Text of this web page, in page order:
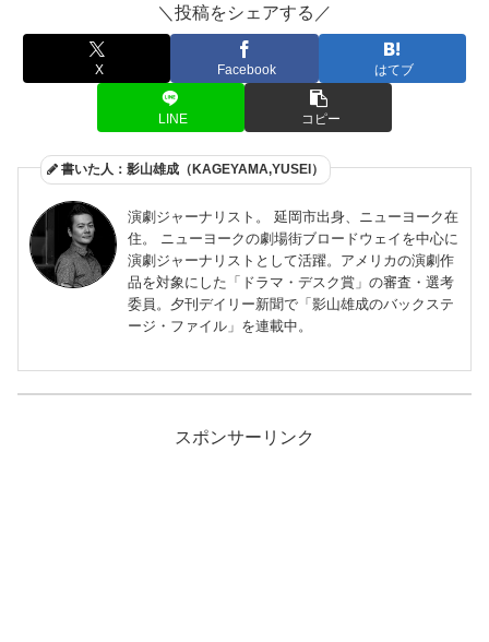
＼投稿をシェアする／
X Facebook はてブ
LINE コピー
書いた人：影山雄成（KAGEYAMA,YUSEI）
演劇ジャーナリスト。 延岡市出身、ニューヨーク在
住。 ニューヨークの劇場街ブロードウェイを中心に
演劇ジャーナリストとして活躍。アメリカの演劇作
品を対象にした「ドラマ・デスク賞」の審査・選考
委員。夕刊デイリー新聞で「影山雄成のバックステ
ージ・ファイル」を連載中。
スポンサーリンク